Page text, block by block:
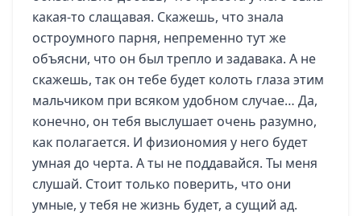
какая-то слащавая. Скажешь, что знала
остроумного парня, непременно тут же
объясни, что он был трепло и задавака. А не
скажешь, так он тебе будет колоть глаза этим
мальчиком при всяком удобном случае… Да,
конечно, он тебя выслушает очень разумно,
как полагается. И физиономия у него будет
умная до черта. А ты не поддавайся. Ты меня
слушай. Стоит только поверить, что они
умные, у тебя не жизнь будет, а сущий ад.